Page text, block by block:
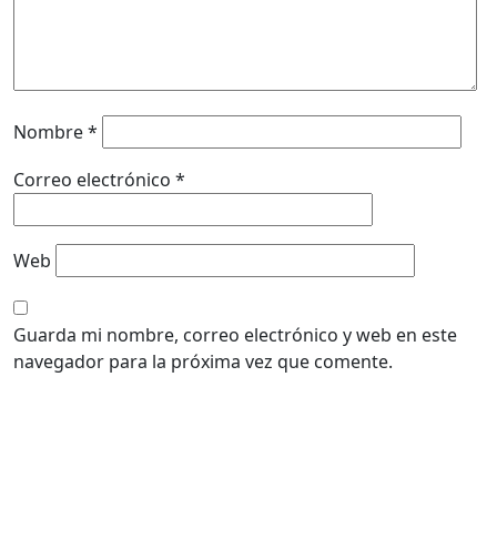
Nombre*
Correo electrónico *
Web
Guarda mi nombre, correo electrónico y web en este
navegador para la próxima vez que comente.